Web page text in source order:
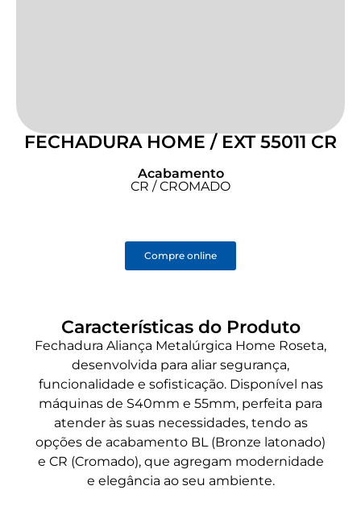
FECHADURA HOME / EXT 55011 CR
Acabamento
CR / CROMADO
Compre online
Características do Produto
Fechadura Aliança Metalúrgica Home Roseta,
desenvolvida para aliar segurança,
funcionalidade e sofisticação. Disponível nas
máquinas de S40mm e 55mm, perfeita para
atender às suas necessidades, tendo as
opções de acabamento BL (Bronze latonado)
e CR (Cromado), que agregam modernidade
e elegância ao seu ambiente.